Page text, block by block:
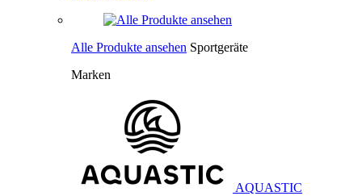
Alle Produkte ansehen Sportgeräte
Marken
AQUASTIC